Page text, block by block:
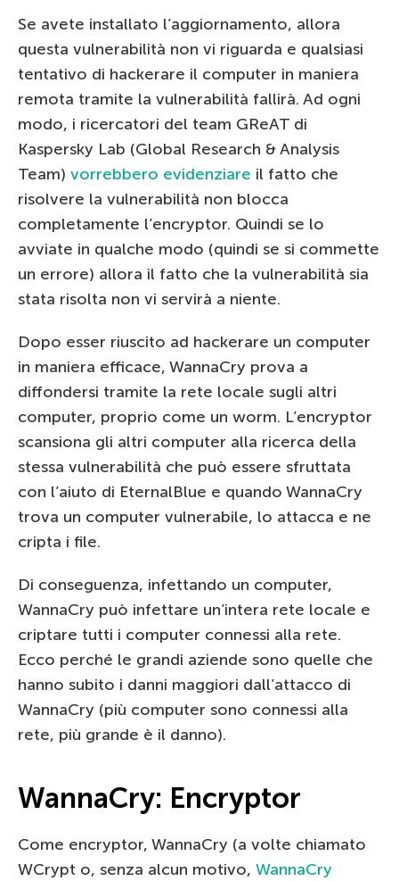
Se avete installato l’aggiornamento, allora
questa vulnerabilità non vi riguarda e qualsiasi
tentativo di hackerare il computer in maniera
remota tramite la vulnerabilità fallirà. Ad ogni
modo, i ricercatori del team GReAT di
Kaspersky Lab (Global Research & Analysis
Team) vorrebbero evidenziare il fatto che
risolvere la vulnerabilità non blocca
completamente l’encryptor. Quindi se lo
avviate in qualche modo (quindi se si commette
un errore) allora il fatto che la vulnerabilità sia
stata risolta non vi servirà a niente.
Dopo esser riuscito ad hackerare un computer
in maniera efficace, WannaCry prova a
diffondersi tramite la rete locale sugli altri
computer, proprio come un worm. L’encryptor
scansiona gli altri computer alla ricerca della
stessa vulnerabilità che può essere sfruttata
con l’aiuto di EternalBlue e quando WannaCry
trova un computer vulnerabile, lo attacca e ne
cripta i file.
Di conseguenza, infettando un computer,
WannaCry può infettare un’intera rete locale e
criptare tutti i computer connessi alla rete.
Ecco perché le grandi aziende sono quelle che
hanno subito i danni maggiori dall’attacco di
WannaCry (più computer sono connessi alla
rete, più grande è il danno).
WannaCry: Encryptor
Come encryptor, WannaCry (a volte chiamato
WCrypt o, senza alcun motivo, WannaCry